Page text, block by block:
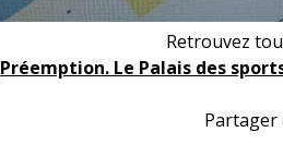
Retrouvez
Préemption. Le Palais des
Partager